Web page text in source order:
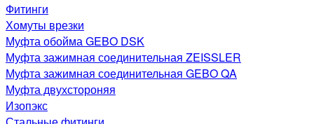
Фитинги
Хомуты врезки
Муфта обойма GEBO DSK
Муфта зажимная соединительная ZEISSLER
Муфта зажимная соединительная GEBO QA
Муфта двухстороняя
Изопэкс